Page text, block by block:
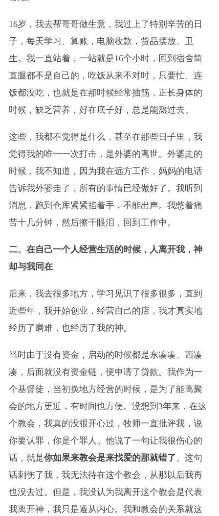
16岁，我去帮哥哥做生意，我过上了特别辛苦的日
子，每天学习、算账，电脑收款，货品摆放、卫
生。我一直站着，一站就是16个小时，回到宿舍简
直腿都不是自己的，吃饭从来不对时，只要忙、连
饭都没吃，也就是在那时候经常抽筋，正长身体的
时候，缺乏营养，好在底子好，总是能熬过去。
这些，我都不觉得是什么，甚至在那些日子里，我
觉得我的唯一一次打击，是外婆的离世。外婆走的
时候，我不知道，因为我在远方工作，妈妈的电话
告诉我外婆走了，所有的事情已经做好了。我听到
消息，跑到仓库紧紧掐着手，不能出声。我憋着痛
苦十几分钟，然后擦干眼泪，回到工作中。
二、在自己一个人经营生活的时候，人离开我，神
却与我同在
后来，我去很多地方，学习见识了很多很多，直到
近些年，我开始创业，经营自己的店，我才真实地
经历了磨难，也经历了我的神。
当时由于没有资金，启动的时候都是东凑凑、西凑
凑，后面就没有资金链，便申请了贷款。我作为一
个基督徒，当初换地方经营的时候，是为了能离聚
会的地方更近，有时间也方便。没想到3年来，在这
个教会，我真的没很开心过，牧师一直批评我，说
你要认罪，你是个罪人。他说了一句让我很伤心的
话，就是你如果来教会是来找爱的那就错了。这句
话刺伤了我，我无法待在这个教会，从那以后我再
也没去过。但是，我没认为我离开这个教会是代表
我离开神，我只是遵从内心。我和教会的关系就这